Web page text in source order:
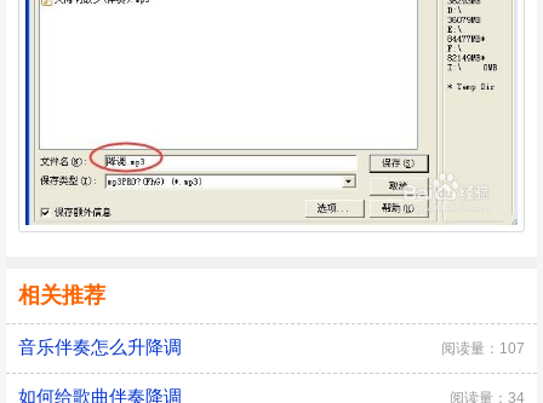
相关推荐
音乐伴奏怎么升降调 阅读量：107
如何给歌曲伴奏降调 阅读量：34